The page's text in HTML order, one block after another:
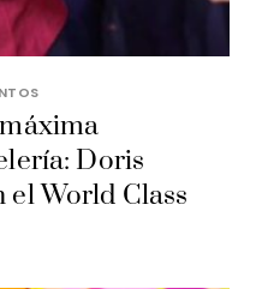
Doris
el World Class